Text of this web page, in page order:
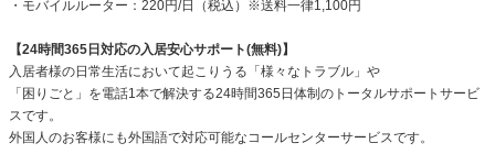
・モバイルルーター：220円/日（税込）※送料一律1,100円
【24時間365日対応の入居安心サポート(無料)】
入居者様の日常生活において起こりうる「様々なトラブル」や
「困りごと」を電話1本で解決する24時間365日体制のトータルサポートサービ
スです。
外国人のお客様にも外国語で対応可能なコールセンターサービスです。